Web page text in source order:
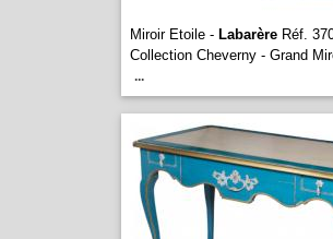
Miroir Etoile - LabarèreRéf.
Collection Cheverny - Grand
...